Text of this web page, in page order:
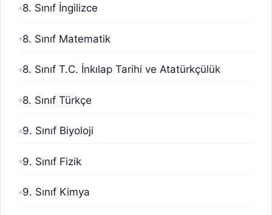
8. Sınıf İngilizce
8. Sınıf Matematik
8. Sınıf T.C. İnkılap Tarihi ve Atatürkçülük
8. Sınıf Türkçe
9. Sınıf Biyoloji
9. Sınıf Fizik
9. Sınıf Kimya